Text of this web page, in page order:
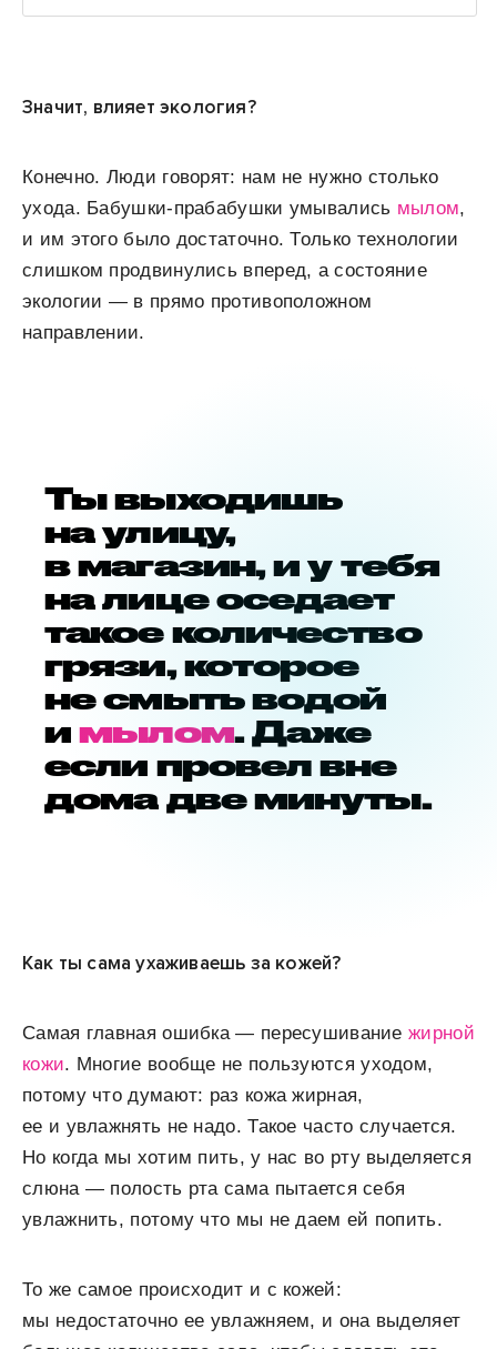
Значит, влияет экология?
Конечно. Люди говорят: нам не нужно столько
ухода. Бабушки-прабабушки умывались мылом,
и им этого было достаточно. Только технологии
слишком продвинулись вперед, а состояние
экологии — в прямо противоположном
направлении.
Ты выходишь
на улицу,
в магазин, и у тебя
на лице оседает
такое количество
грязи, которое
не смыть водой
имылом. Даже
если провел вне
дома две минуты.
Как ты сама ухаживаешь за кожей?
Самая главная ошибка — пересушиваниежирной
кожи. Многие вообще не пользуются уходом,
потому что думают: раз кожа жирная,
ее и увлажнять не надо. Такое часто случается.
Но когда мы хотим пить, у нас во рту выделяется
слюна — полость рта сама пытается себя
увлажнить, потому что мы не даем ей попить.
То же самое происходит и с кожей:
мы недостаточно ее увлажняем, и она выделяет